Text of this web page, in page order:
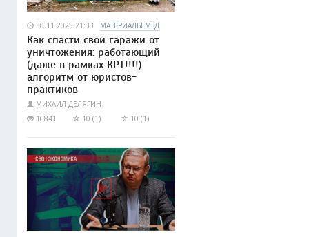
30.11.2025 21:33 МАТЕРИАЛЫ МГД
Как спасти свои гаражи от
уничтожения: работающий
(даже в рамках КРТ!!!!)
алгоритм от юристов-
практиков
МИХАИЛ ДЕЛЯГИН
16841
10 (1) 10 (1)